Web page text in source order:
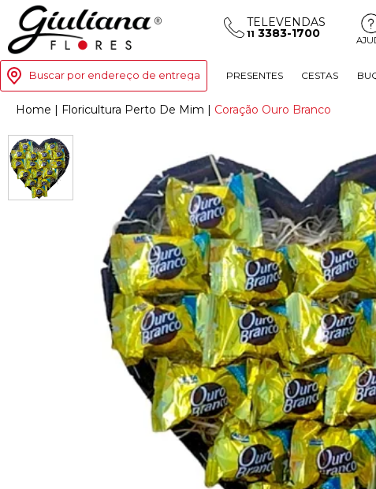
TELEVENDAS
11 3383-1700
Buscar por endereço de entrega PRESENTES CESTAS
Home | Floricultura Perto De Mim | Coração Ouro Branco